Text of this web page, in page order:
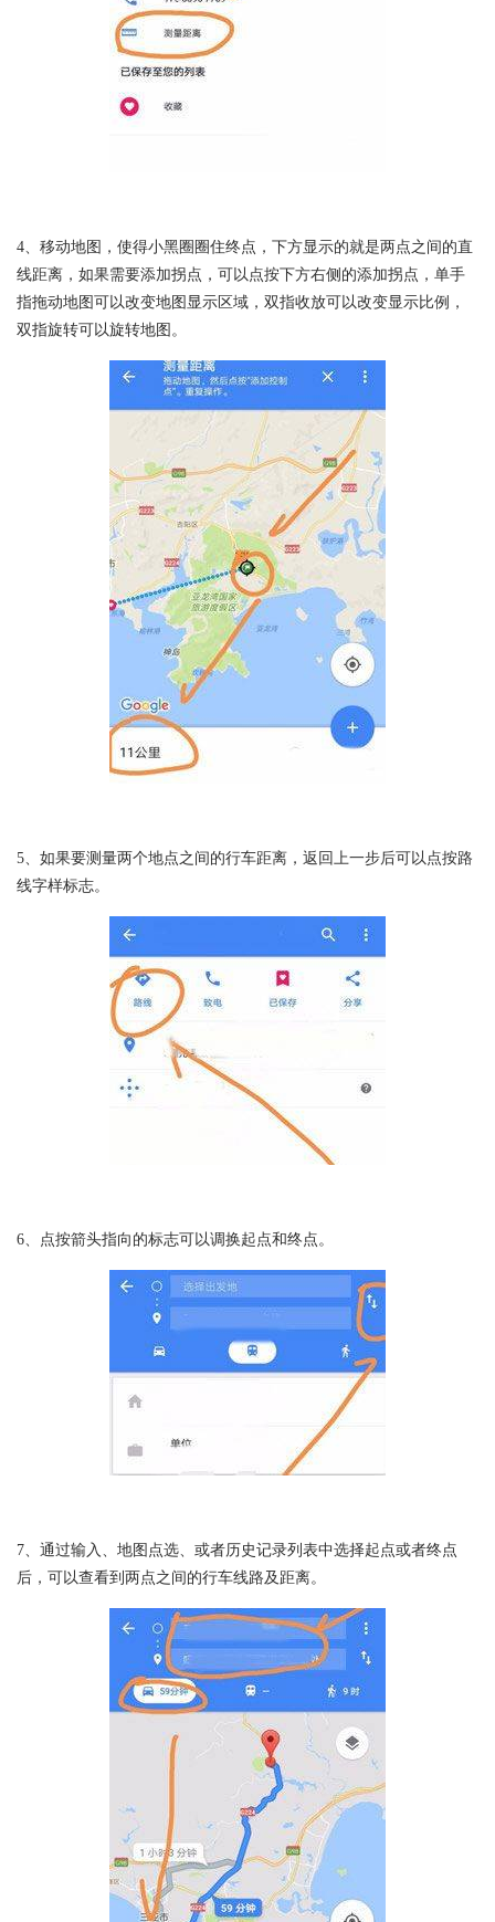
4、移动地图，使得小黑圈圈住终点，下方显示的就是两点之间的直
线距离，如果需要添加拐点，可以点按下方右侧的添加拐点，单手
指拖动地图可以改变地图显示区域，双指收放可以改变显示比例，
双指旋转可以旋转地图。
5、如果要测量两个地点之间的行车距离，返回上一步后可以点按路
线字样标志。
6、点按箭头指向的标志可以调换起点和终点。
7、通过输入、地图点选、或者历史记录列表中选择起点或者终点
后，可以查看到两点之间的行车线路及距离。